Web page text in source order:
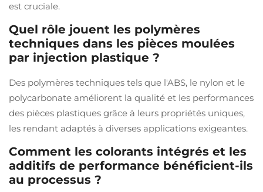
est cruciale.
Quel rôle jouent les polymères
techniques dans les pièces moulées
par injection plastique ?
Des polymères techniques tels que l'ABS, le nylon et le
polycarbonate améliorent la qualité et les performances
des pièces plastiques grâce à leurs propriétés uniques,
les rendant adaptés à diverses applications exigeantes.
Comment les colorants intégrés et les
additifs de performance bénéficient-ils
au processus ?